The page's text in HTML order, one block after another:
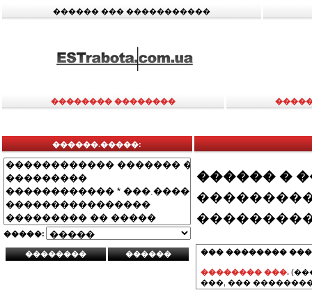
������ ��� �����������
�������� ��������
������.�����:
�����:
������ �
��� ��������
�������� ���.
���, ���